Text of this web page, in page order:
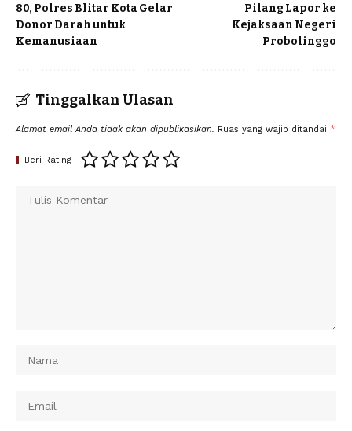
80, Polres Blitar Kota Gelar
Donor Darah untuk
Kemanusiaan
Pilang Lapor ke
Kejaksaan Negeri
Probolinggo
Tinggalkan Ulasan
Alamat email Anda tidak akan dipublikasikan. Ruas yang wajib ditandai *
Beri Rating